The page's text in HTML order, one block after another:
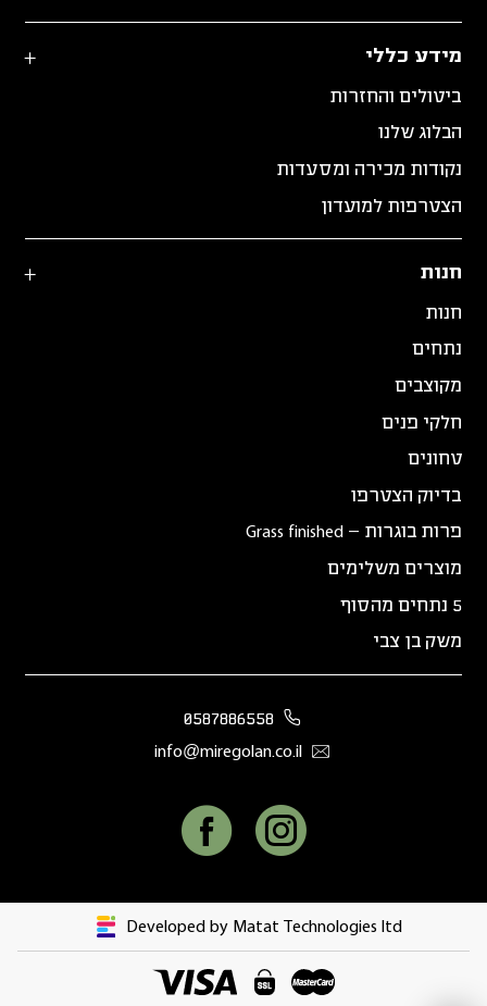
מידע כללי
ביטולים והחזרות
הבלוג שלנו
נקודות מכירה ומסעדות
הצטרפות למועדון
חנות
חנות
נתחים
מקוצבים
חלקי פנים
טחונים
בדיוק הצטרפו
פרות בוגרות – Grass finished
מוצרים משלימים
5 נתחים מהסוף
משק בן צבי
0587886558
info@miregolan.co.il
Developed by Matat Technologies ltd